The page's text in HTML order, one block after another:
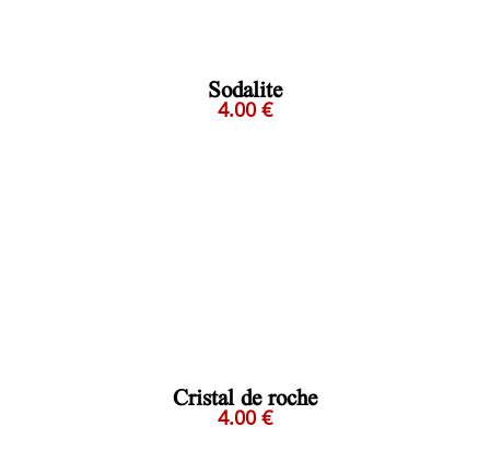
Sodalite
4.00 €
Cristal de roche
4.00 €